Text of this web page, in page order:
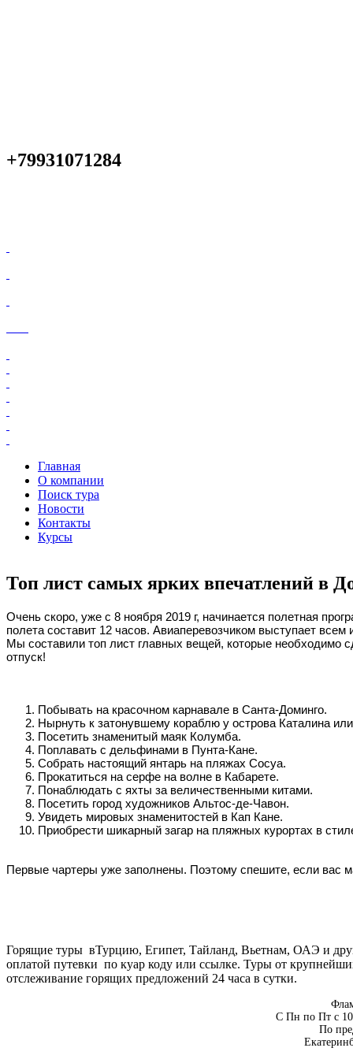
+79931071284
Главная
О компании
Поиск тура
Новости
Контакты
Курсы
Топ лист самых ярких впечатлений в
Очень скоро, уже с 8 ноября 2019 г, начинается полетная
полета составит 12 часов. Авиаперевозчиком выступает всем
Мы составили топ лист главных вещей, которые необходимо
отпуск!
Побывать на красочном карнавале в Санта-Доминго.
Нырнуть к затонувшему кораблю у острова Каталина
Посетить знаменитый маяк Колумба.
Поплавать с дельфинами в Пунта-Кане.
Собрать настоящий янтарь на пляжах Сосуа.
Прокатиться на серфе на волне в Кабарете.
Понаблюдать с яхты за величественными китами.
Посетить город художников Альтос-де-Чавон.
Увидеть мировых знаменитостей в Кап Кане.
Приобрести шикарный загар на пляжных курортах в
Первые чартеры уже заполнены. Поэтому спешите, если вас
Горящие туры вТурцию, Египет, Тайланд, Вьетнам, ОАЭ и
оплатой путевки по куар коду или ссылке. Туры от
отслеживание горящих предложений 24 часа в сутки.
С Пн по Пт с
По